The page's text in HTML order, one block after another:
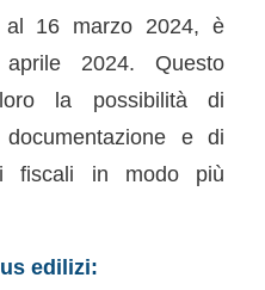
al 16 marzo 2024, è
2024. Questo
la possibilità di
e di
fiscali in modo più
edilizi: